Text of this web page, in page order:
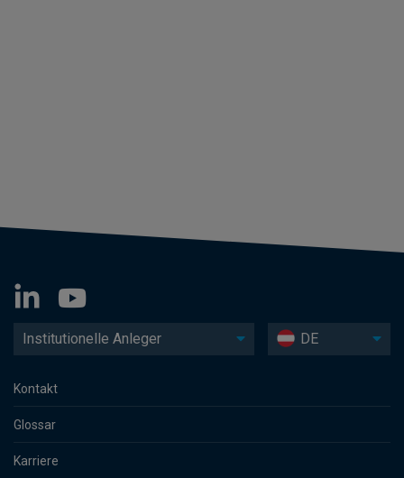
Institutionelle Anleger DE
Kontakt
Glossar
Karriere